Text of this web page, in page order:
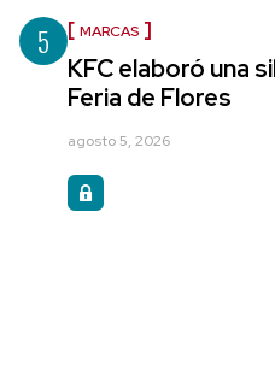
5 MARCAS
KFC elaboró una
Feria de Flores
agosto 5, 2026